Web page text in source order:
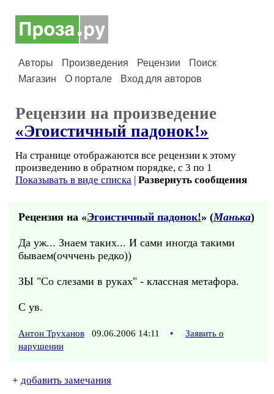
Авторы Произведения Рецензии
Поиск
Магазин
О портале Вход для авторов
Рецензии на произведение
«Эгоистичный падонок!»
На странице отображаются все рецензии к этому
произведению в обратном порядке, с 3 по 1
Показывать в виде списка | Развернуть сообщения
Рецензия на «Эгоистичный падонок!» (Манька)
Да уж... Знаем таких... И сами иногда такими
бываем(очччень редко))
ЗЫ "Со слезами в руках" - классная метафора.
С ув.
Антон Труханов 09.06.2006 14:11 •
Заявить о
нарушении
+ добавить замечания